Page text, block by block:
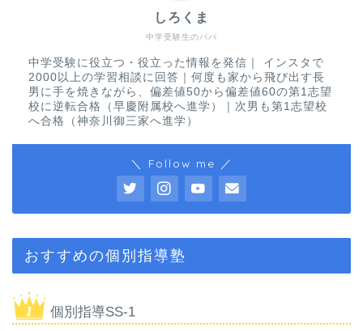
中学受験生のパパ
しろくま
中学受験に役立つ・役立った情報を発信｜ インスタで
2000以上の学習相談に回答｜何度も家から飛び出す長
男に手を焼きながら、偏差値50から偏差値60の第1志望
校に逆転合格（早慶附属校へ進学）｜次男も第1志望校
へ合格（神奈川御三家へ進学）
＼ Follow me ／
おすすめの個別指導塾
個別指導SS-1